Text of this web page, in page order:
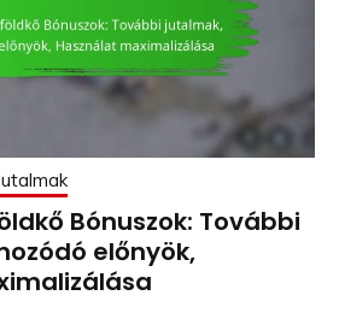
Bónuszok: További
előnyök,